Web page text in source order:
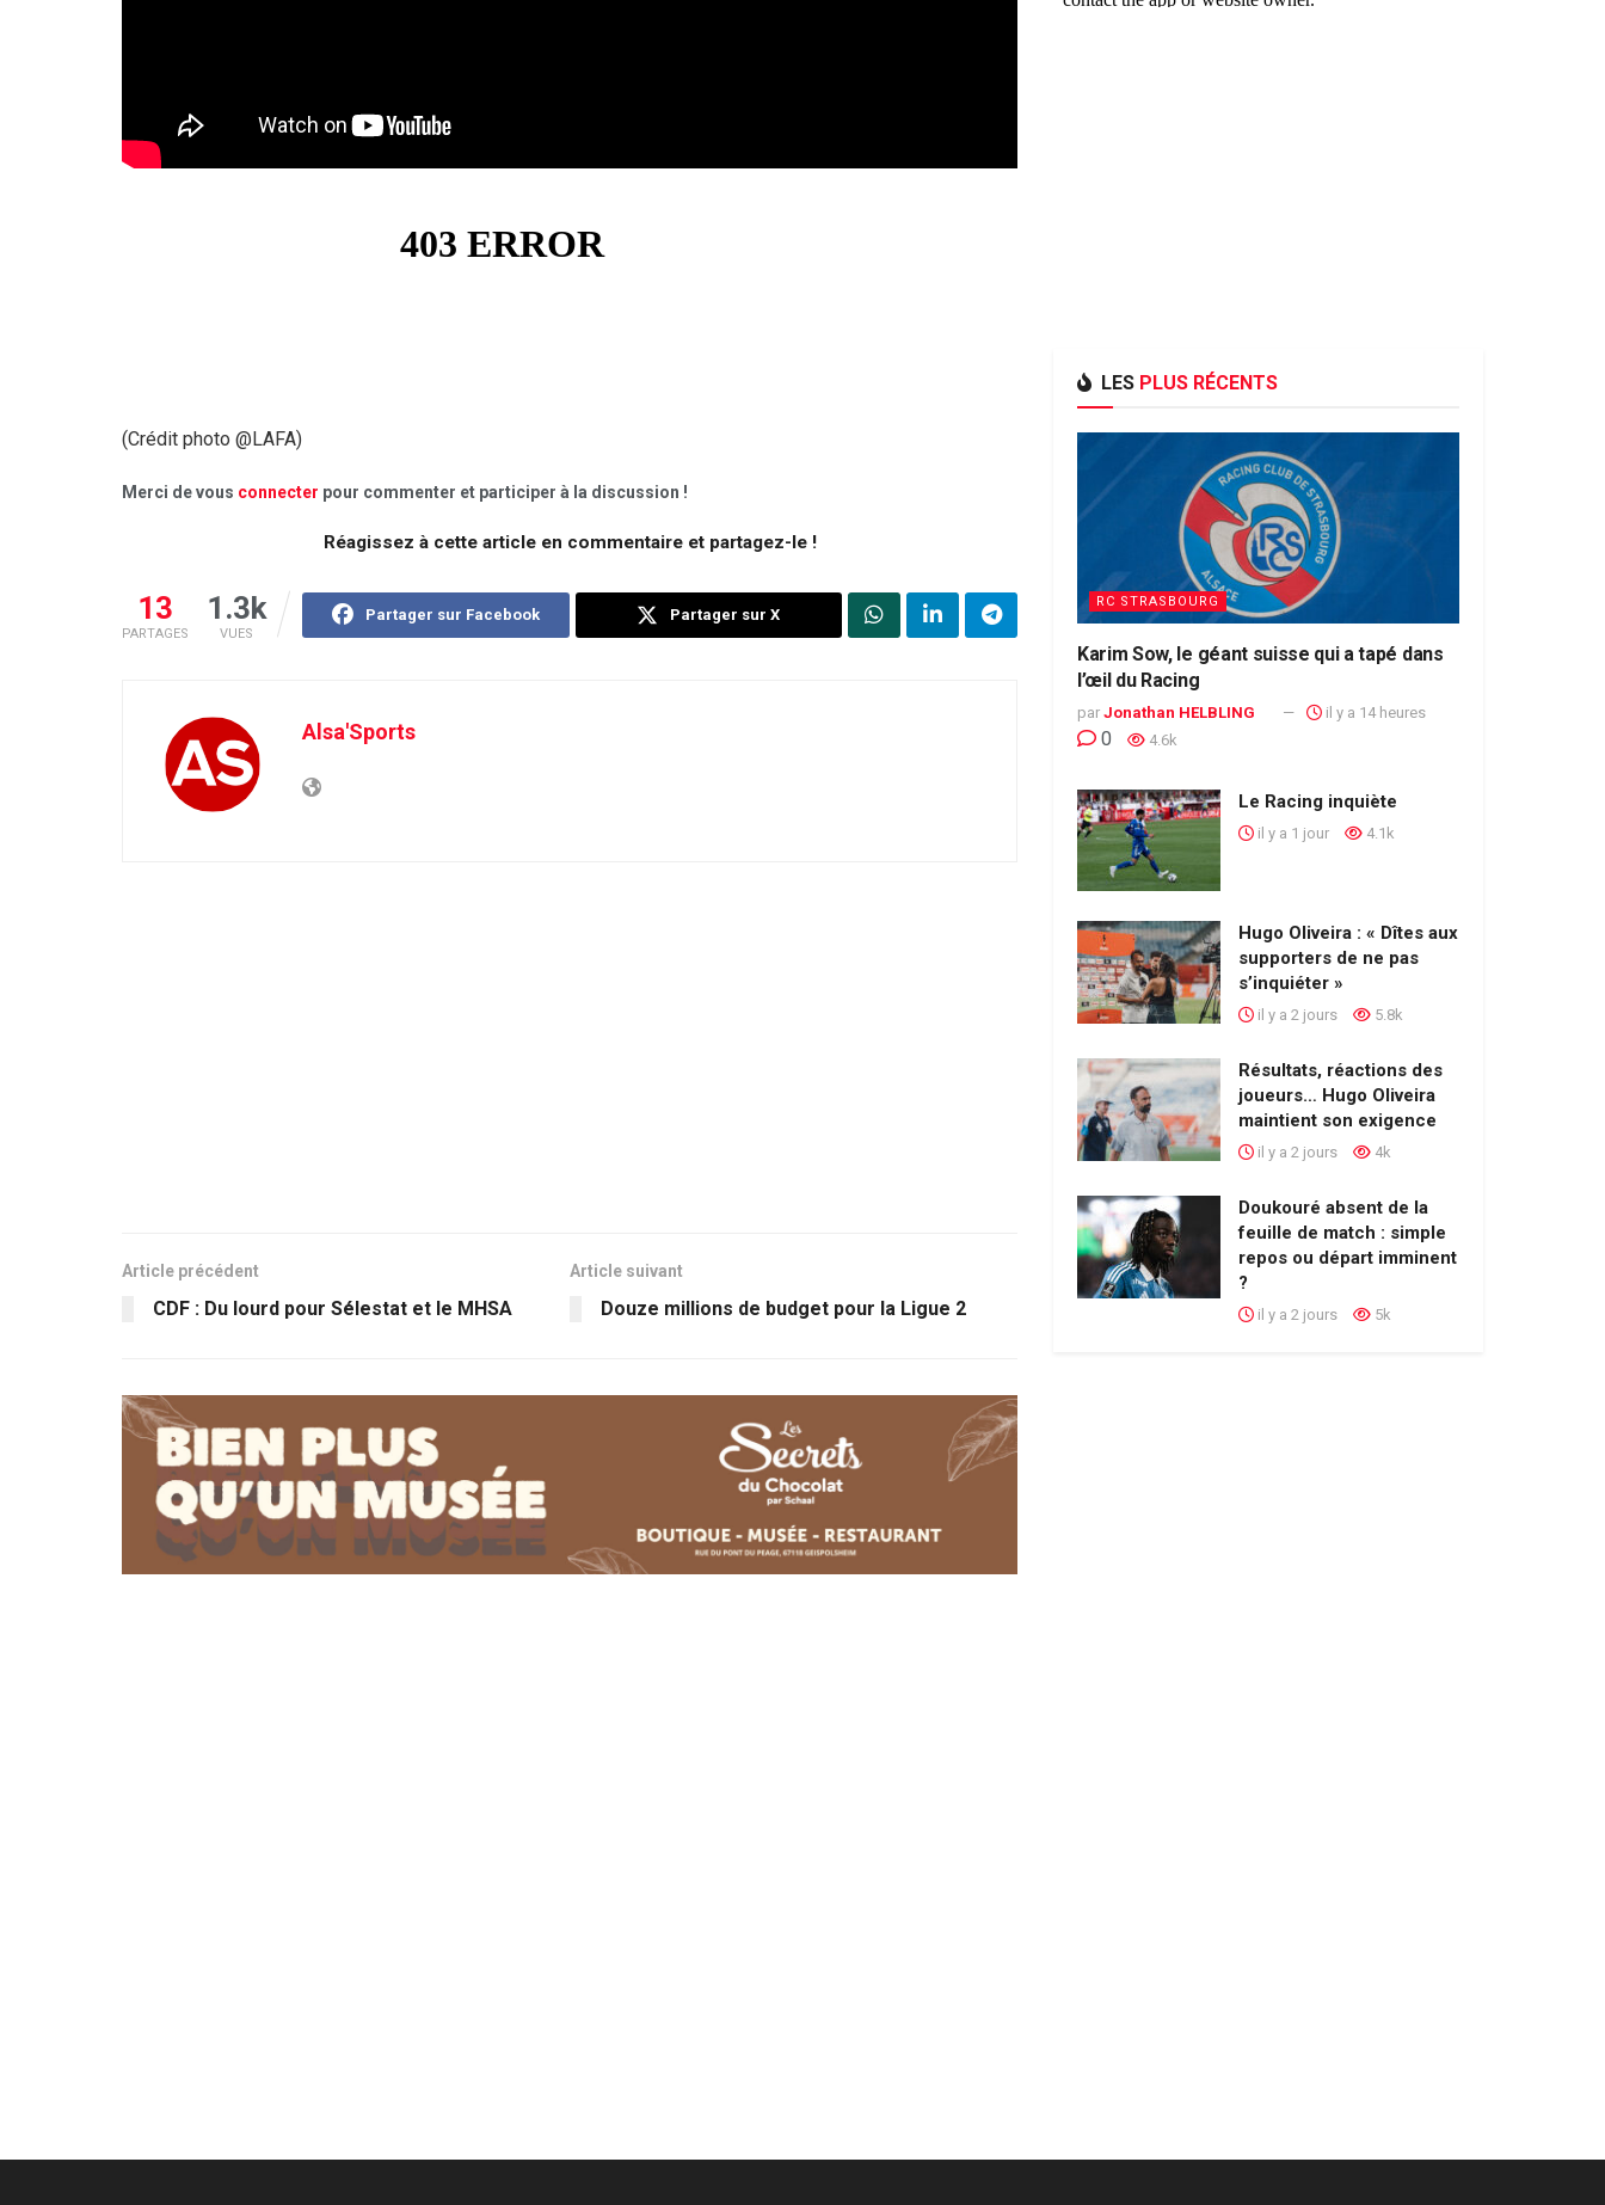
(Crédit photo @LAFA)
Merci de vous connecter pour commenter et participer à la discussion !
Réagissez à cette article en commentaire et partagez-le !
13
PARTAGES
1.3k
VUES
Partager sur Facebook Partager sur X
Alsa'Sports
Article précédent
CDF : Du lourd pour Sélestat et le MHSA
Article suivant
Douze millions de budget pour la Ligue 2
LES PLUS RÉCENTS
RC STRASBOURG
Karim Sow, le géant suisse qui a tapé dans
l’œil du Racing
par Jonathan HELBLING il y a 14 heures
0 4.6k
Le Racing inquiète
il y a 1 jour 4.1k
Hugo Oliveira : « Dîtes aux
supporters de ne pas
s’inquiéter »
il y a 2 jours 5.8k
Résultats, réactions des
joueurs… Hugo Oliveira
maintient son exigence
il y a 2 jours 4k
Doukouré absent de la
feuille de match : simple
repos ou départ imminent
?
il y a 2 jours 5k